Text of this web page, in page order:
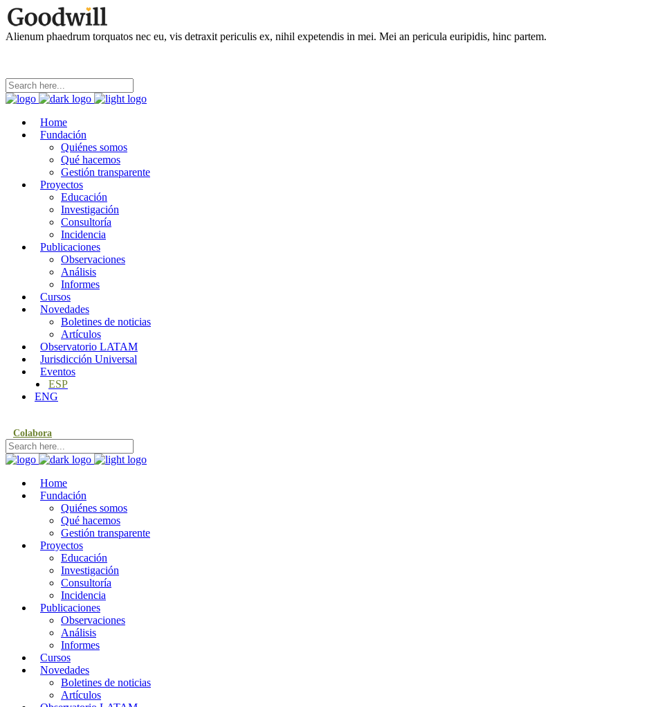
Alienum phaedrum torquatos nec eu, vis detraxit periculis ex, nihil expetendis in mei. Mei an pericula euripidis, hinc partem.
Home
Fundación
Quiénes somos
Qué hacemos
Gestión transparente
Proyectos
Educación
Investigación
Consultoría
Incidencia
Publicaciones
Observaciones
Análisis
Informes
Cursos
Novedades
Boletines de noticias
Artículos
Observatorio LATAM
Jurisdicción Universal
Eventos
ESP
ENG
Colabora
Home
Fundación
Quiénes somos
Qué hacemos
Gestión transparente
Proyectos
Educación
Investigación
Consultoría
Incidencia
Publicaciones
Observaciones
Análisis
Informes
Cursos
Novedades
Boletines de noticias
Artículos